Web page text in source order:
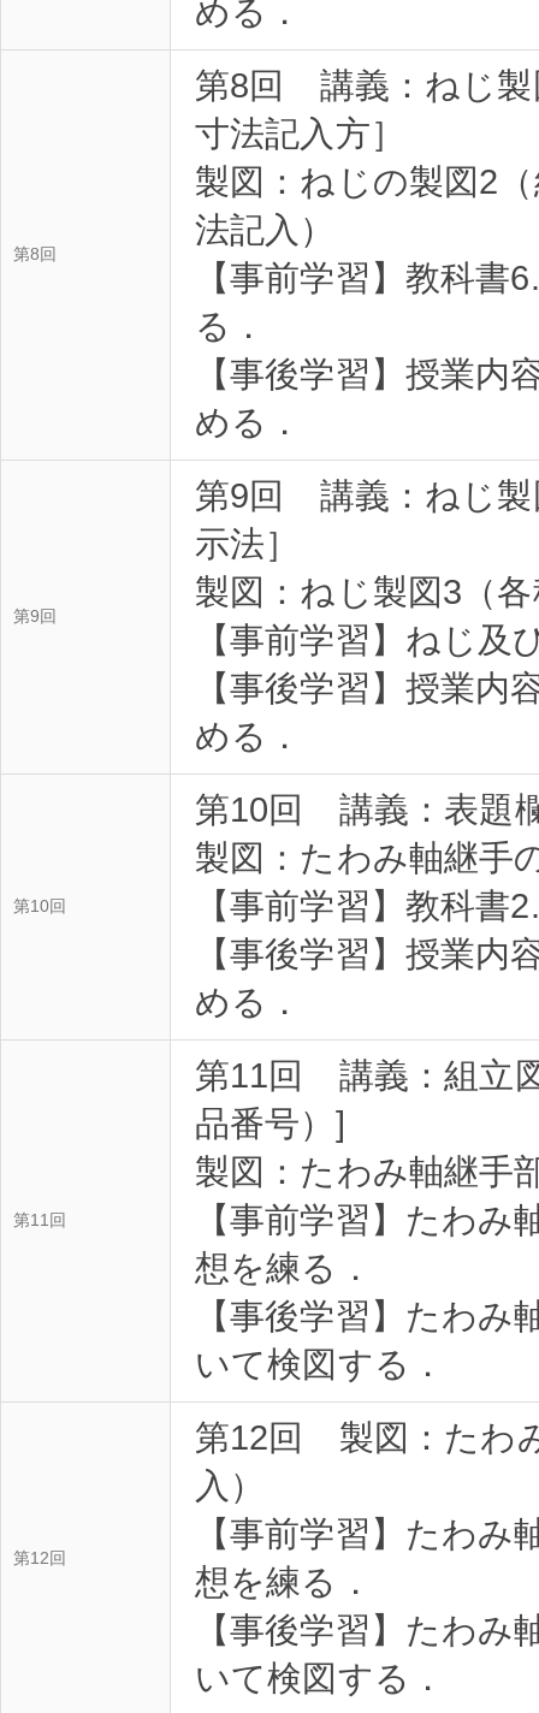
める．
第8回
第8回 講義：ねじ製
寸法記入方］
製図：ねじの製図2
法記入）
【事前学習】教科書
る．
【事後学習】授業
める．
第9回
第9回 講義：ねじ製
示法］
製図：ねじ製図3（
【事前学習】ねじ
【事後学習】授業
める．
第10回
第10回 講義：表題
製図：たわみ軸継手
【事前学習】教科書
【事後学習】授業
める．
第11回
第11回 講義：組立
品番号）]
製図：たわみ軸継手
【事前学習】たわみ
想を練る．
【事後学習】たわ
いて検図する．
第12回
第12回 製図：たわ
入）
【事前学習】たわみ
想を練る．
【事後学習】たわ
いて検図する．